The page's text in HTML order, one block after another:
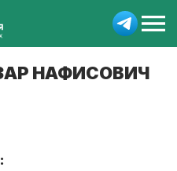
НАФИСОВИЧ